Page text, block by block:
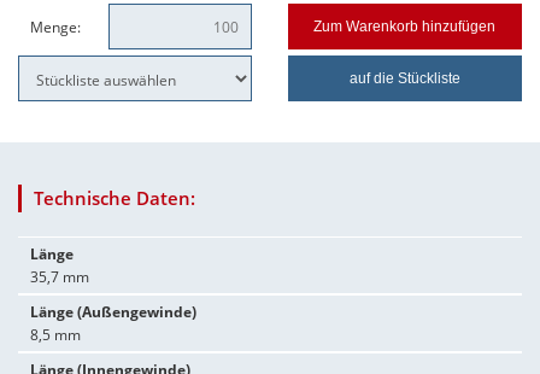
Menge: Zum Warenkorb hinzufügen
auf die Stückliste
Technische Daten:
Länge
35,7 mm
Länge (Außengewinde)
8,5 mm
Länge (Innengewinde)